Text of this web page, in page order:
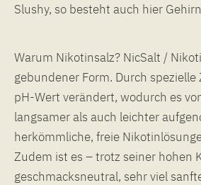
Slushy, so besteht auch hier
Warum Nikotinsalz? NicSalt /
gebundener Form. Durch spezielle
pH-Wert verändert, wodurch es
langsamer als auch leichter
herkömmliche, freie
Zudem ist es – trotz seiner hohen
geschmacksneutral, sehr viel